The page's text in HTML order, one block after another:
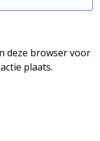
deze browser voor
plaats.